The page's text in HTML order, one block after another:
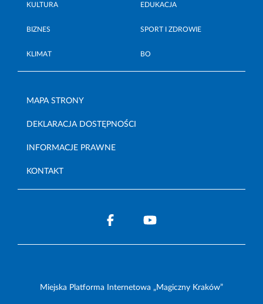
KULTURA EDUKACJA
BIZNES SPORT I ZDROWIE
KLIMAT BO
MAPA STRONY
DEKLARACJA DOSTĘPNOŚCI
INFORMACJE PRAWNE
KONTAKT
Miejska Platforma Internetowa „Magiczny Kraków”